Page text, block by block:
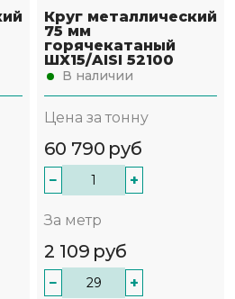
Круг металлический
75 мм
горячекатаный
ШХ15/AISI 52100
В наличии
Цена за тонну
60 790 руб
− +
За метр
2 109 руб
− +